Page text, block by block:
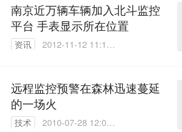
南京近万辆车辆加入北斗监控
平台 手表显示所在位置
资讯
2012-11-12 11:12:
远程监控预警在森林迅速蔓延
的一场火
技术
2010-07-28 12:06: